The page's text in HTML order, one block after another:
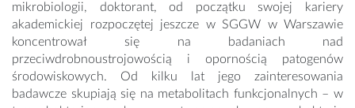
mikrobiologii, doktorant, od początku swojej kariery
akademickiej rozpoczętej jeszcze w SGGW w Warszawie
koncentrował się na badaniach nad
przeciwdrobnoustrojowością i opornością patogenów
środowiskowych. Od kilku lat jego zainteresowania
badawcze skupiają się na metabolitach funkcjonalnych – w